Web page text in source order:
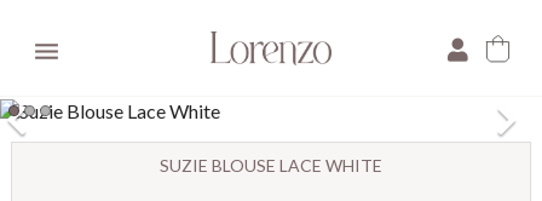

SUZIE BLOUSE LACE WHITE